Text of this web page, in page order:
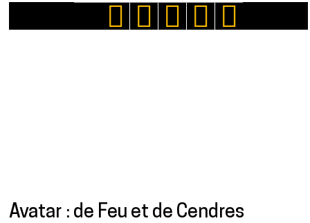
Présentation
Avatar : de Feu et de Cendres